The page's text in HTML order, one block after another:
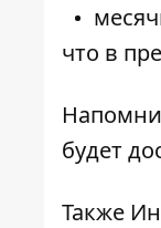
что в
будет
Также